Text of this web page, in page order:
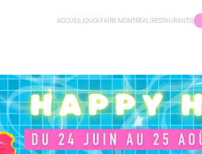
ACCUEIL |QUOI FAIRE MONTRÉAL |RESTAURANTS|